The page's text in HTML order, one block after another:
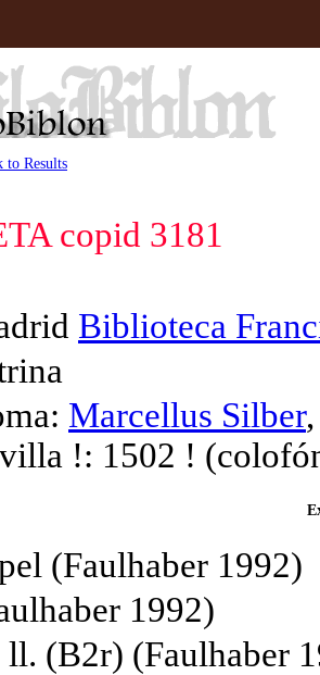
to Results
copid 3181
Biblioteca
Marcellus Silber
!: 1502 !
(Faulhaber 1992)
1992)
ll. (B2r) (Faulhaber